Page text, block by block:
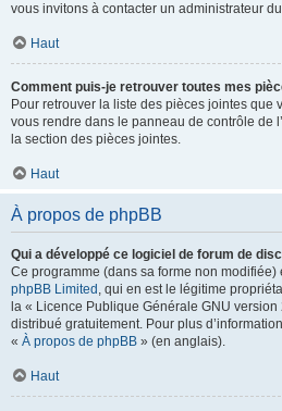
vous invitons à contacter un administrateur
Haut
Comment puis-je retrouver toutes mes
Pour retrouver la liste des pièces jointes que
vous rendre dans le panneau de contrôle de
la section des pièces jointes.
Haut
À propos de phpBB
Qui a développé ce logiciel de forum de
Ce programme (dans sa forme non modifiée)
phpBB Limited , qui en est le légitime
la « Licence Publique Générale GNU version
distribué gratuitement. Pour plus
« À propos de phpBB » (en anglais).
Haut